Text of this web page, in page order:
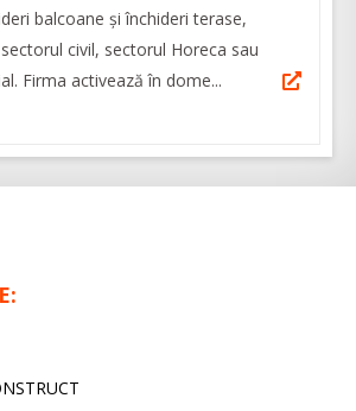
balcoane și închideri terase,
civil, sectorul Horeca sau
Firma activează în dome...